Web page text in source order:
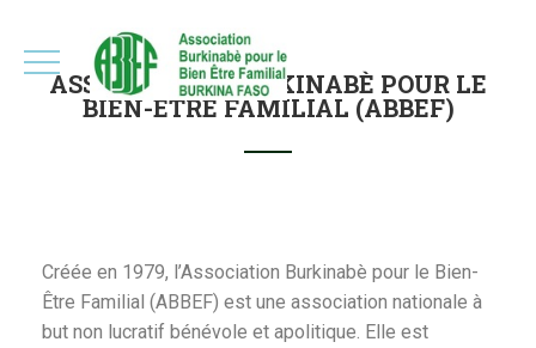
ASSOCIATION BURKINABÈ POUR LE
BIEN-ÊTRE FAMILIAL (ABBEF)
Créée en 1979, l’Association Burkinabè pour le Bien-
Être Familial (ABBEF) est une association nationale à
but non lucratif bénévole et apolitique. Elle est